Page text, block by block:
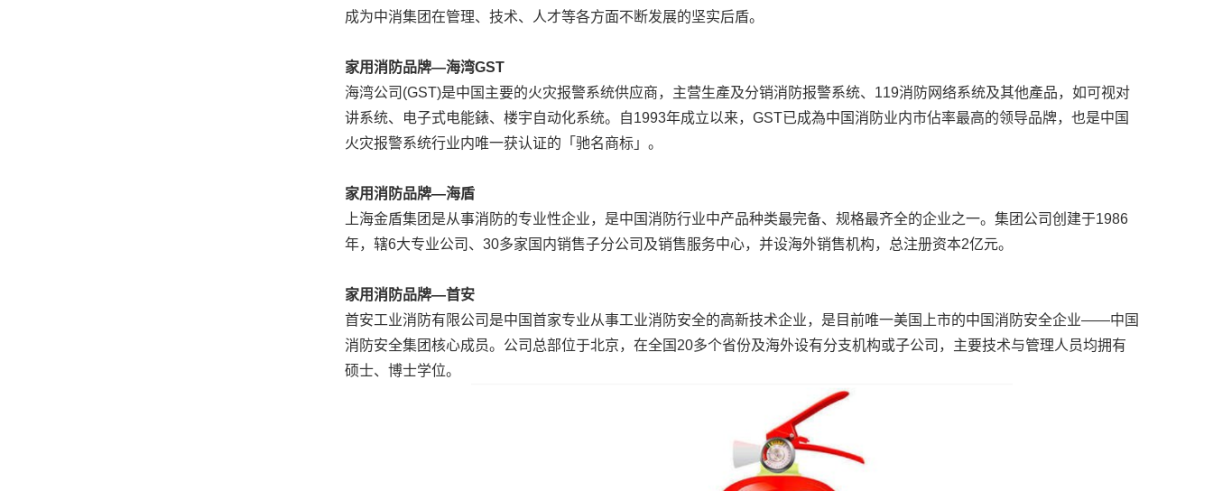
成为中消集团在管理、技术、人才等各方面不断发展的坚实后盾。
家用消防品牌—海湾GST
海湾公司(GST)是中国主要的火灾报警系统供应商，主营生產及分销消防报警系统、119消防网络系统及其他產品，如可视对
讲系统、电子式电能錶、楼宇自动化系统。自1993年成立以来，GST已成為中国消防业内市佔率最高的领导品牌，也是中国
火灾报警系统行业内唯一获认证的「驰名商标」。
家用消防品牌—海盾
上海金盾集团是从事消防的专业性企业，是中国消防行业中产品种类最完备、规格最齐全的企业之一。集团公司创建于1986
年，辖6大专业公司、30多家国内销售子分公司及销售服务中心，并设海外销售机构，总注册资本2亿元。
家用消防品牌—首安
首安工业消防有限公司是中国首家专业从事工业消防安全的高新技术企业，是目前唯一美国上市的中国消防安全企业——中国
消防安全集团核心成员。公司总部位于北京，在全国20多个省份及海外设有分支机构或子公司，主要技术与管理人员均拥有
硕士、博士学位。